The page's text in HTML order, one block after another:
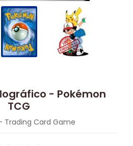
- Pokémon
TCG
Trading Card Game